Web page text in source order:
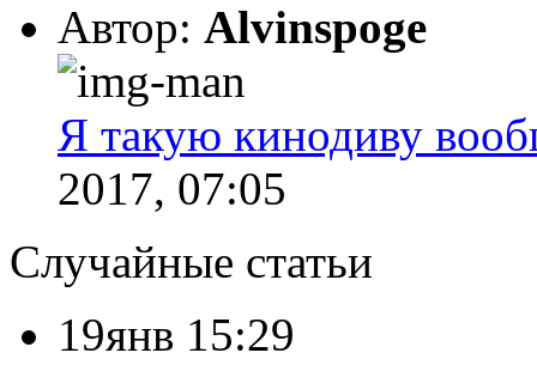
Автор: Alvinspoge
Я такую кинодиву
2017, 07:05
Случайные статьи
19янв 15:29